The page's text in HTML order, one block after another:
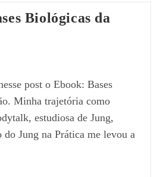
Biológicas da
post o Ebook: Bases
Minha trajetória como
estudiosa de Jung,
do Jung na Prática me levou a